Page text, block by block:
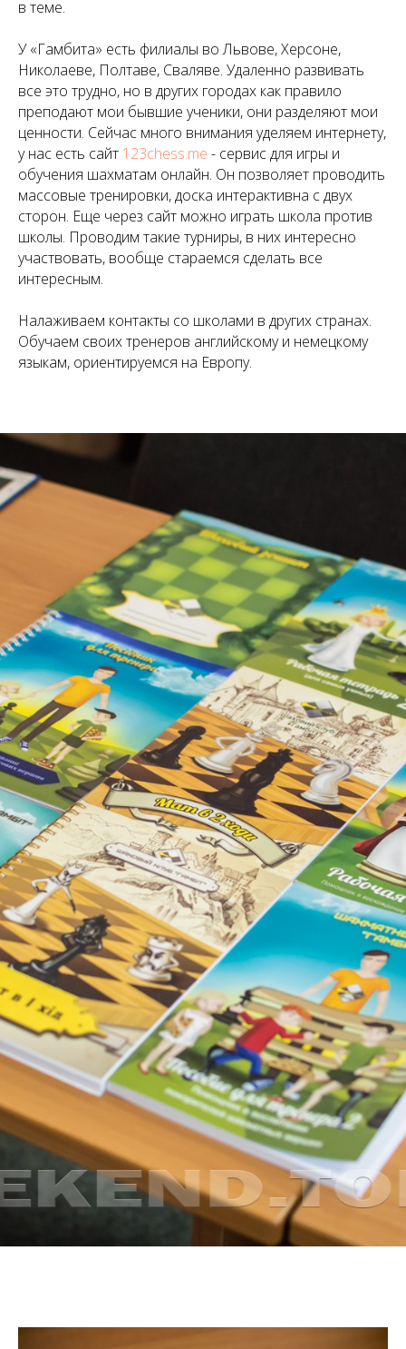
в теме.
У «Гамбита» есть филиалы во Львове, Херсоне,
Николаеве, Полтаве, Сваляве. Удаленно развивать
все это трудно, но в других городах как правило
преподают мои бывшие ученики, они разделяют мои
ценности. Сейчас много внимания уделяем интернету,
у нас есть сайт 123chess.me - сервис для игры и
обучения шахматам онлайн. Он позволяет проводить
массовые тренировки, доска интерактивна с двух
сторон. Еще через сайт можно играть школа против
школы. Проводим такие турниры, в них интересно
участвовать, вообще стараемся сделать все
интересным.
Налаживаем контакты со школами в других странах.
Обучаем своих тренеров английскому и немецкому
языкам, ориентируемся на Европу.